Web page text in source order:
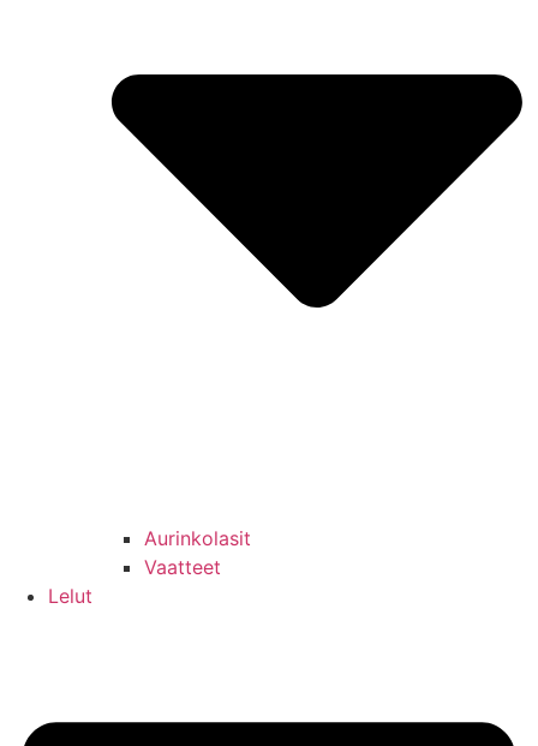
Aurinkolasit
Vaatteet
Lelut